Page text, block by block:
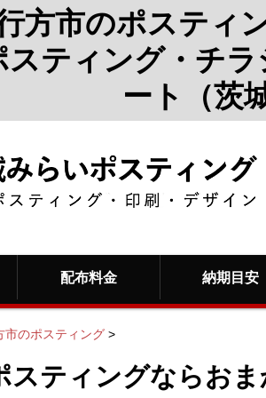
方市のポスティ
スティング・チ
ート（茨
配布料金 納期目安
市のポスティング >
スティングならお